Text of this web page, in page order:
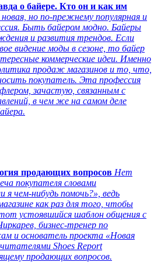
о байере. Кто он и как им
но по-прежнему популярная и
Быть байером модно. Байеры
и развития трендов. Если
видение моды в сезоне, то байер
коммерческие идеи. Именно
продаж магазинов и то, что,
покупатель. Эта профессия
зачастую, связанным с
в чем же на самом деле
продающих вопросов Нет
покупателя словами
я чем-нибудь помочь?», ведь
как раз для того, чтобы
устоявшийся шаблон общения с
бизнес-тренер по
и основатель проекта «Новая
Shoes Report
продающих вопросов.